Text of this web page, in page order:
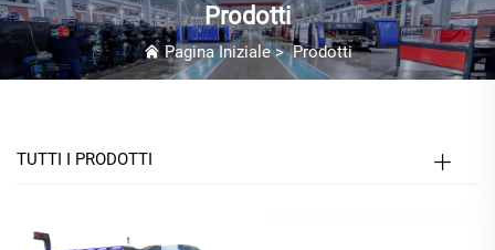
Prodotti
Pagina Iniziale>Prodotti
TUTTI I PRODOTTI